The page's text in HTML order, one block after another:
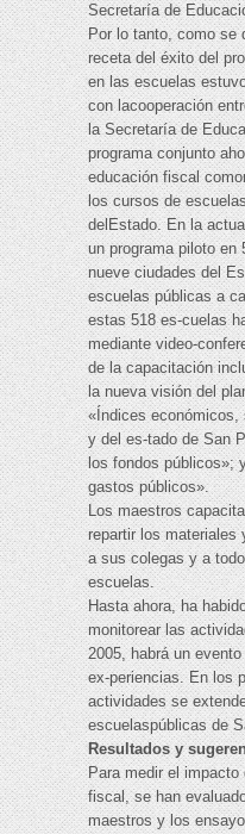
Secretaría de
Por lo tanto, como se
receta del éxito del
en las escuelas
con lacooperación
la Secretaría de
programa conjunto
educación fiscal
los cursos de
delEstado. En la
un programa piloto en
nueve ciudades del
escuelas públicas a
estas 518 es-cuelas
mediante video-
de la capacitación
la nueva visión del
«Índices económicos,
y del es-tado de San
los fondos públicos»;
gastos públicos».
Los maestros
repartir los materiales
a sus colegas y a
escuelas.
Hasta ahora, ha
monitorear las
2005, habrá un
ex-periencias. En los
actividades se
escuelaspúblicas de
Resultados y
Para medir el impacto
fiscal, se han
maestros y los